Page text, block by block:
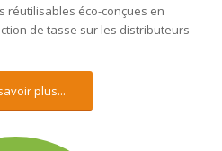
réutilisables éco-conçues en
de tasse sur les distributeurs
plus...